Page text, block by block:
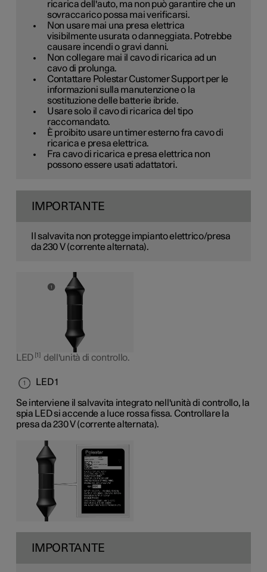
ricarica dell'auto, ma non può garantire che un
sovraccarico possa mai verificarsi.
Non usare mai una presa elettrica
visibilmente usurata o danneggiata. Potrebbe
causare incendi o gravi danni.
Non collegare mai il cavo di ricarica ad un
cavo di prolunga.
Contattare Polestar Customer Support per le
informazioni sulla manutenzione o la
sostituzione delle batterie ibride.
Usare solo il cavo di ricarica del tipo
raccomandato.
È proibito usare un timer esterno fra cavo di
ricarica e presa elettrica.
Fra cavo di ricarica e presa elettrica non
possono essere usati adattatori.
IMPORTANTE
Il salvavita non protegge impianto elettrico/presa
da230 V(corrente alternata).
LED 1 dell'unità di controllo.
LED 1
Se interviene il salvavita integrato nell'unità di controllo, la
spia LED si accende a luce rossa fissa. Controllare la
presa da230 V(corrente alternata).
IMPORTANTE